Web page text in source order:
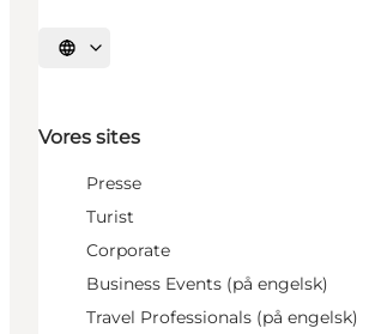
Vælg sprog
Vores sites
Presse
Turist
Corporate
Business Events (på engelsk)
Travel Professionals (på engelsk)